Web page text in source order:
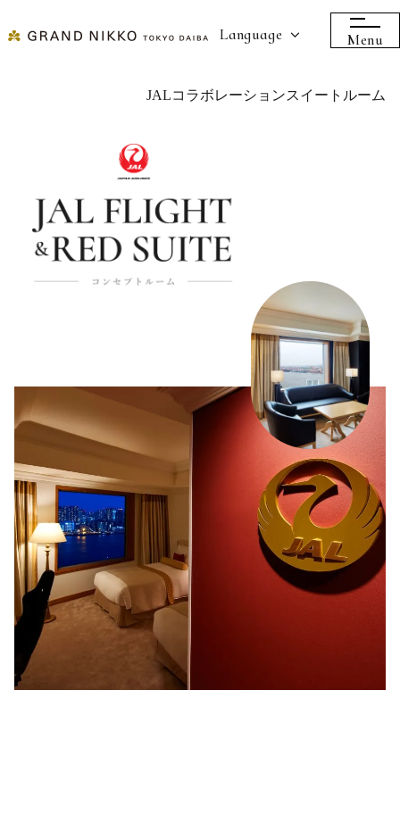
JALコラボレーションスイートルーム
Language Menu